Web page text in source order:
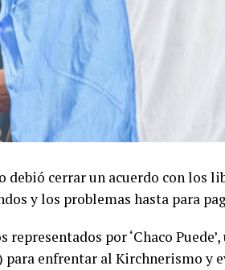
debió cerrar un acuerdo con los
y los problemas hasta para
representados por ‘Chaco
para enfrentar al Kirchnerismo y